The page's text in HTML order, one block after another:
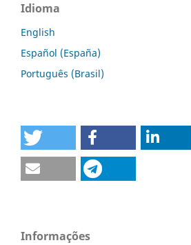
Idioma
English
Español (España)
Português (Brasil)
Informações